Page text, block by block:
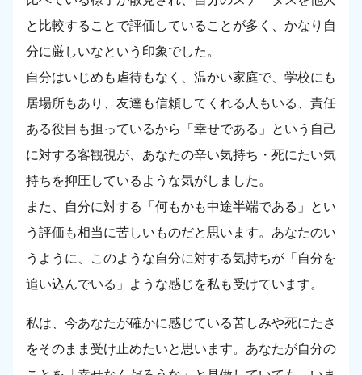
と比較することで評価していることが多く、かなり自
分に厳しいなという印象でした。
自分はいじめも虐待もなく、温かい家庭で、学校にも
居場所もあり、友達も信頼してくれる人もいる、責任
ある役目も担っているから「幸せである」という自己
に対する客観視が、あなたの辛い気持ち・死にたい気
持ちを抑圧しているような気がしました。
また、自分に対する「何もかも中途半端である」とい
う評価も相当に苦しいものだと思います。あなたのい
うように、このような自分に対する気持ちが「自分を
追い込んでいる」ような感じを私も受けています。
私は、今あなたが確かに感じている苦しみや死にたさ
をそのまま受け止めたいと思います。あなたが自分の